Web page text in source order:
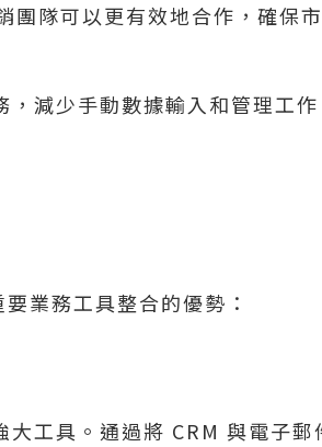
團隊可以更有效地合作，確保
，減少手動數據輸入和管理工
業務工具整合的優勢：
工具。通過將 CRM 與電子郵